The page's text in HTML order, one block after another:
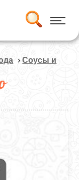
›Соусы и